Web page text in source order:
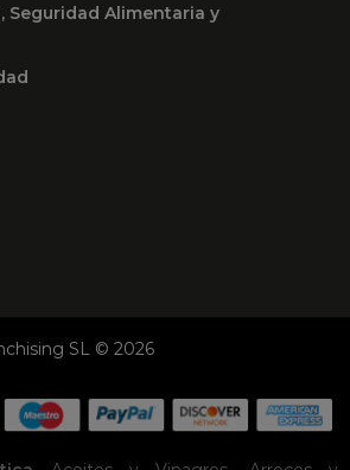
Seguridad Alimentaria y
SL © 2026